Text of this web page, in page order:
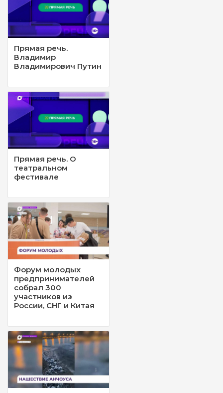
Прямая речь.
Владимир
Владимирович Путин
Прямая речь. О
театральном
фестивале
Форум молодых
предпринимателей
собрал 300
участников из
России, СНГ и Китая